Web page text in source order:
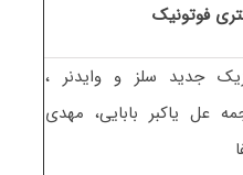
فوتونیک
جدید سلز و وایدنر ،
عل یاکبر بابایی، مهدی